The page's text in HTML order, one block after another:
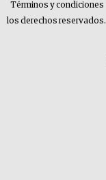
Términos y condiciones
los derechos reservados.